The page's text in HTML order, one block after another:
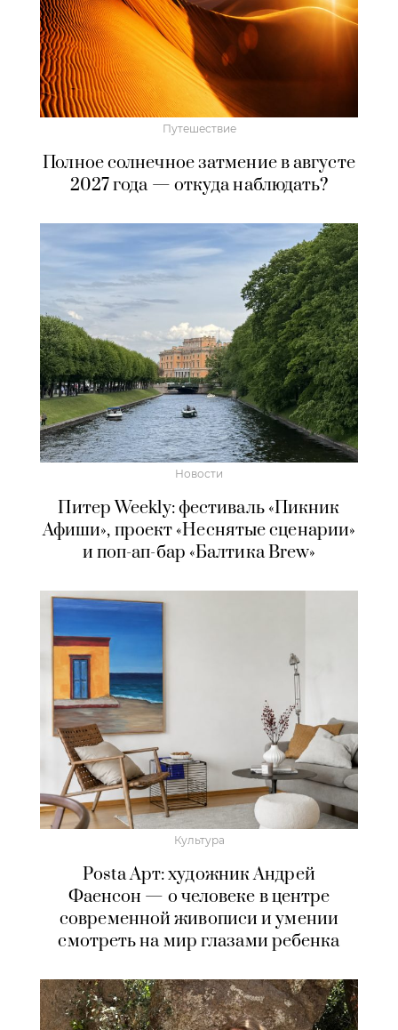
Путешествие
Полное солнечное затмение в августе
2027 года — откуда наблюдать?
Новости
Питер Weekly: фестиваль «Пикник
Афиши», проект «Неснятые сценарии»
и поп-ап-бар «Балтика Brew»
Культура
Posta Арт: художник Андрей
Фаенсон — о человеке в центре
современной живописи и умении
смотреть на мир глазами ребенка